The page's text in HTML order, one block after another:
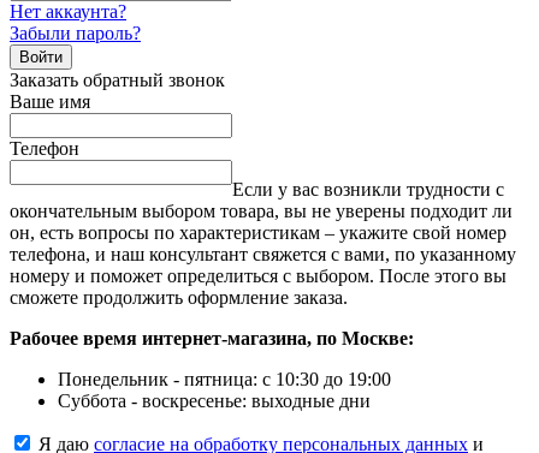
Нет аккаунта?
Забыли пароль?
Войти
Заказать обратный звонок
Ваше имя
Телефон
Если у вас возникли трудности с
окончательным выбором товара, вы не уверены подходит ли
он, есть вопросы по характеристикам – укажите свой номер
телефона, и наш консультант свяжется с вами, по указанному
номеру и поможет определиться с выбором. После этого вы
сможете продолжить оформление заказа.
Рабочее время интернет-магазина, по Москве:
Понедельник - пятница: с 10:30 до 19:00
Суббота - воскресенье: выходные дни
Я даю согласие на обработку персональных данных и